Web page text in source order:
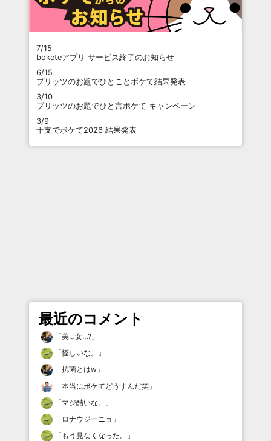
7/15
boketeアプリ サービス終了のお知らせ
6/15
プリッツのお題でひとことボケて結果発表
3/10
プリッツのお題でひと言ボケて キャンペーン
3/9
干支でボケて2026 結果発表
最近のコメント
「美…女…? 」
「怪しいな。
」
「抗菌とはw 」
「本当にボケてどうすんだ笑 」
「マジ酷いな。
」
「 ロナウジーニョ 」
「 もう見なくなった。
」